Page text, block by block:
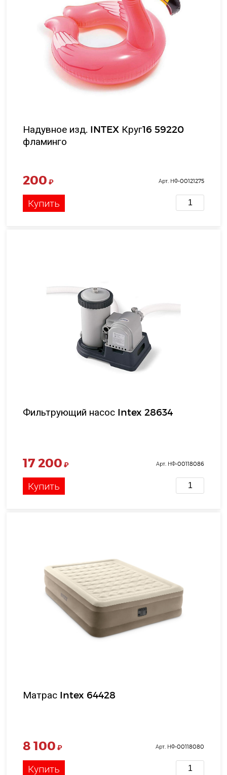
Надувное изд. INTEX Круг16 59220
фламинго
200 ₽ Арт. НФ-00121275
Купить
Фильтрующий насос Intex 28634
17 200 ₽ Арт. НФ-00118086
Купить
Матрас Intex 64428
8 100 ₽ Арт. НФ-00118080
Купить